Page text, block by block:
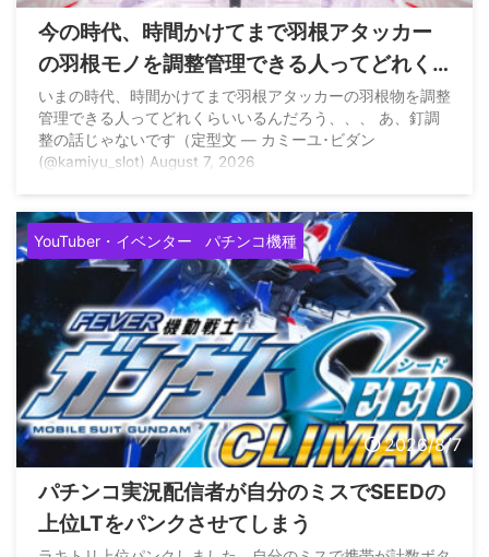
今の時代、時間かけてまで羽根アタッカー
の羽根モノを調整管理できる人ってどれく
らいいるの？
いまの時代、時間かけてまで羽根アタッカーの羽根物を調整
管理できる人ってどれくらいいるんだろう、、、 あ、釘調
整の話じゃないです（定型文 — カミーユ･ビダン
(@kamiyu_slot) August 7, 2026
YouTuber・イベンター パチンコ機種
2026/8/7
パチンコ実況配信者が自分のミスでSEEDの
上位LTをパンクさせてしまう